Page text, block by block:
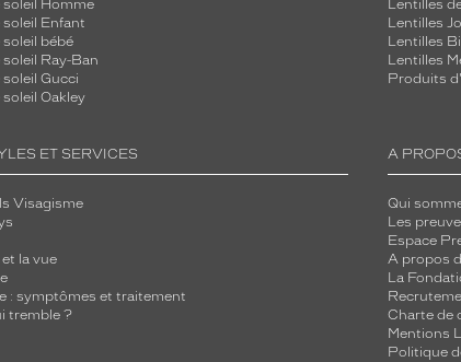
soleil Homme
soleil Enfant
bébé
Ray-Ban
Gucci
Oakley
Lentilles
Lentilles
Lentilles
Lentilles
Produits
ET SERVICES
Visagisme
la vue
: symptômes et traitement
tremble ?
A
Qui
Les
Espace
A propos
La
Charte de
Mentions
Politique